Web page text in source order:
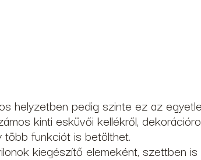
helyzetben pedig szinte ez az
kinti esküvői kellékről,
funkciót is betölthet.
kiegészítő elemeként, szettben is